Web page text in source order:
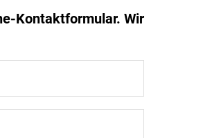
Kontaktformular. Wir